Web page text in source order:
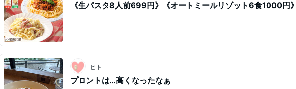
《生パスタ8人前699円》《オートミールリゾット6食1000円
ヒト
プロントは…高くなったなぁ